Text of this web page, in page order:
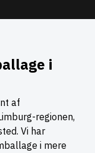
i
af
regionen,
Vi har
i mere